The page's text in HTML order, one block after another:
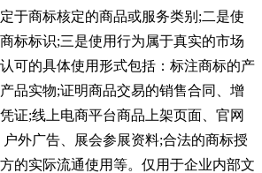
于商标核定的商品或服务类别;二是使
标标识;三是使用行为属于真实的市场
可的具体使用形式包括：标注商标的产
品实物;证明商品交易的销售合同、增
证;线上电商平台商品上架页面、官网
外广告、展会参展资料;合法的商标授
的实际流通使用等。仅用于企业内部文